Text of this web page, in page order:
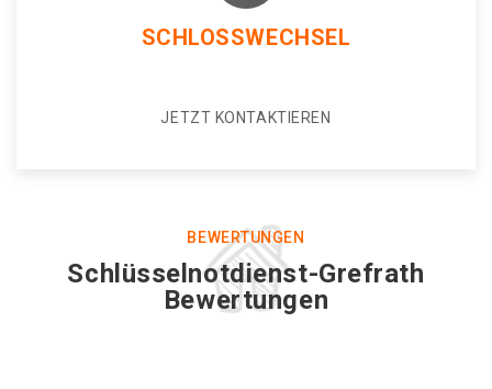
SCHLOSSWECHSEL
JETZT KONTAKTIEREN
BEWERTUNGEN
Schlüsselnotdienst-Grefrath
Bewertungen